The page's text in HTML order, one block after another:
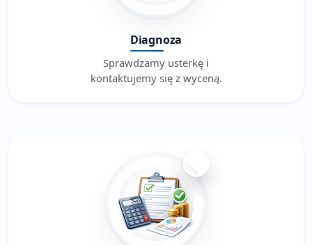
Diagnoza
Sprawdzamy usterkę i
kontaktujemy się z wyceną.